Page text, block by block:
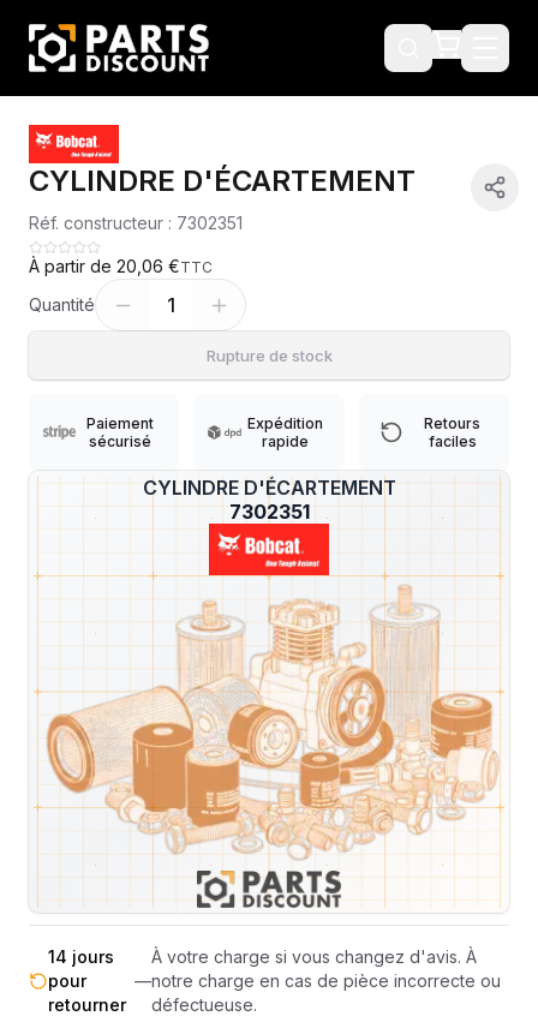
?
CYLINDRE D'ÉCARTEMENT
7302351
CYLINDRE D'ÉCARTEMENT
Réf. constructeur : 7302351
À partir de 20,06 €TTC
Quantité 1
Rupture de stock
Paiement
sécurisé
Expédition
rapide
Retours
faciles
Machines compatibles
Expédition et Retours
sous 48-
72h
—
Sous réserve de disponibilité des stocks.
Livraison estimée 24h/48h par les
transporteurs.
France
métropolitaine
Livraison exclusivement en France
métropolitaine (hors Corse et DOM-
TOM).
totale
Pas de surprise : le coût exact est
calculé selon le poids et le volume de
votre commande avant paiement.
14 jours
pour
retourner
—
À votre charge si vous changez d'avis. À
notre charge en cas de pièce incorrecte ou
défectueuse.